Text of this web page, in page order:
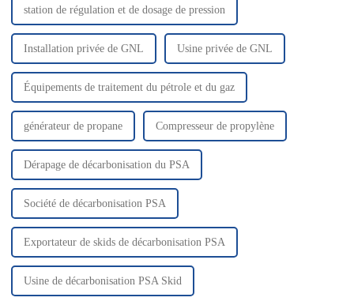
station de régulation et de dosage de pression
Installation privée de GNL Usine privée de GNL
Équipements de traitement du pétrole et du gaz
générateur de propane Compresseur de propylène
Dérapage de décarbonisation du PSA
Société de décarbonisation PSA
Exportateur de skids de décarbonisation PSA
Usine de décarbonisation PSA Skid